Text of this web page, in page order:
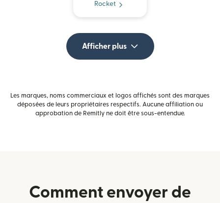
Rocket
Afficher plus
Les marques, noms commerciaux et logos affichés sont des marques
déposées de leurs propriétaires respectifs. Aucune affiliation ou
approbation de Remitly ne doit être sous-entendue.
Comment envoyer de